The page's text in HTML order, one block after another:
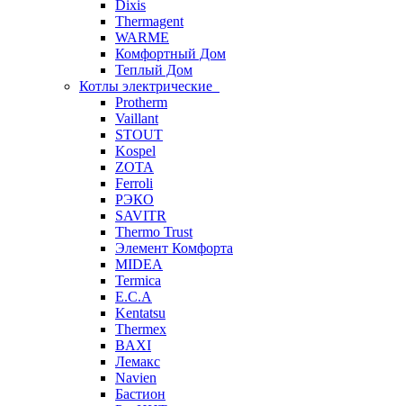
Dixis
Thermagent
WARME
Комфортный Дом
Теплый Дом
Котлы электрические
Protherm
Vaillant
STOUT
Kospel
ZOTA
Ferroli
РЭКО
SAVITR
Thermo Trust
Элемент Комфорта
MIDEA
Termica
E.C.A
Kentatsu
Thermex
BAXI
Лемакс
Navien
Бастион